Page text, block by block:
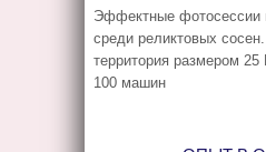
Эффектные фотосессии
среди реликтовых
территория размером 25
100 машин